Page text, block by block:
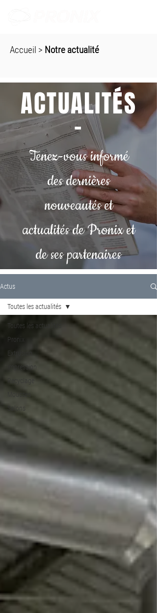
Accueil > Notre actualité
ACTUALITÉS
-
Tenez-vous informé
des dernières
nouveautés et
actualités de Pronix et
de ses partenaires
Actus
Toutes les actualités
Pronix
Extrusion
Impression
Salons
Toutes les actualités